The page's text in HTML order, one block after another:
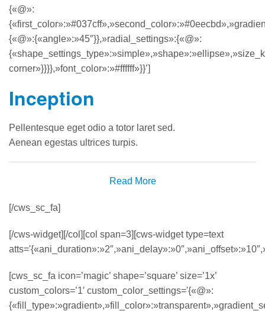
{«@»:
{«@»:{«angle»:»45″}},»radial_settings»:{«@»:
corner»}}}},»font_color»:»#ffffff»}}’]
Inception
Pellentesque eget odio a totor laret sed.
Aenean egestas ultrices turpis.
Read More
[/cws_sc_fa]
[/cws-widget][/col][col span=3][cws-widget type=text
[cws_sc_fa icon=’magic’ shape=’square’ size=’1x’
custom_colors=’1′ custom_color_settings='{«@»: